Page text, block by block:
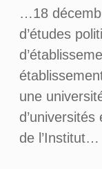
…18
d’études
une
de l’Institut…